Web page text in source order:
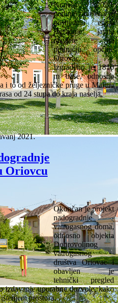
Krajem 2020.
godine završena je
posljednja etapa
izgradnje javne
rasvjete na
području općine
Oriovac.
Izgrađeno je 1810
m trase, odnosno
i to od željezničke pruge u Malinu
od 24 stupa do kraja naselja.
2021.
Oriovcu
Okončan je projekt
nadogradnje
vatrogasnog doma,
odnosno objekta
Dobrovoljnog
vatrogasnog
društva Oriovac i
obavljen je
tehnički pregled
izdavanje uporabne dozvole, kako
prostora.